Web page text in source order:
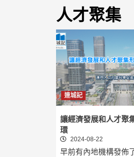
人才聚集
連城記
讓經濟發展和人才聚
環
2024-08-22
早前有內地機構發佈